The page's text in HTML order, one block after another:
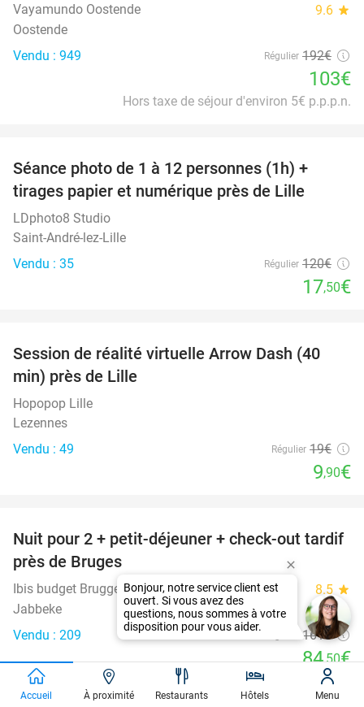
Vayamundo Oostende 9.6 star
Oostende
Vendu : 949
Régulier 192€
103€
Hors taxe de séjour d'environ 5€ p.p.p.n.
Séance photo de 1 à 12 personnes (1h) +
tirages papier et numérique près de Lille
LDphoto8 Studio
Saint-André-lez-Lille
Vendu : 35
Régulier 120€
17,50€
48%
Session de réalité virtuelle Arrow Dash (40
min) près de Lille
Hopopop Lille
Lezennes
Vendu : 49
Régulier 19€
9,90€
48%
Nuit pour 2 + petit-déjeuner + check-out tardif
près de Bruges
Ibis budget Brugge Jabbeke 8.5 star
Jabbeke
Vendu : 209
161€
84,50€
Hors taxe de séjour d'environ 2,50€ p.p.p.n.
Accueil À proximité Restaurants Hôtels Menu